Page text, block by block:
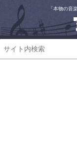
「本物の音